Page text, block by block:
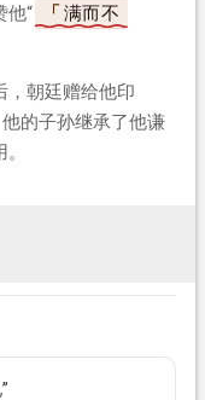
他“
满而不
，朝廷赠给他印
的子孙继承了他谦